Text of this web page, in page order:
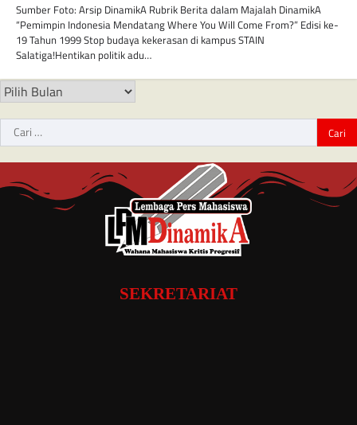
Sumber Foto: Arsip DinamikA Rubrik Berita dalam Majalah DinamikA
“Pemimpin Indonesia Mendatang Where You Will Come From?” Edisi ke-
19 Tahun 1999 Stop budaya kekerasan di kampus STAIN
Salatiga!Hentikan politik adu…
SEKRETARIAT